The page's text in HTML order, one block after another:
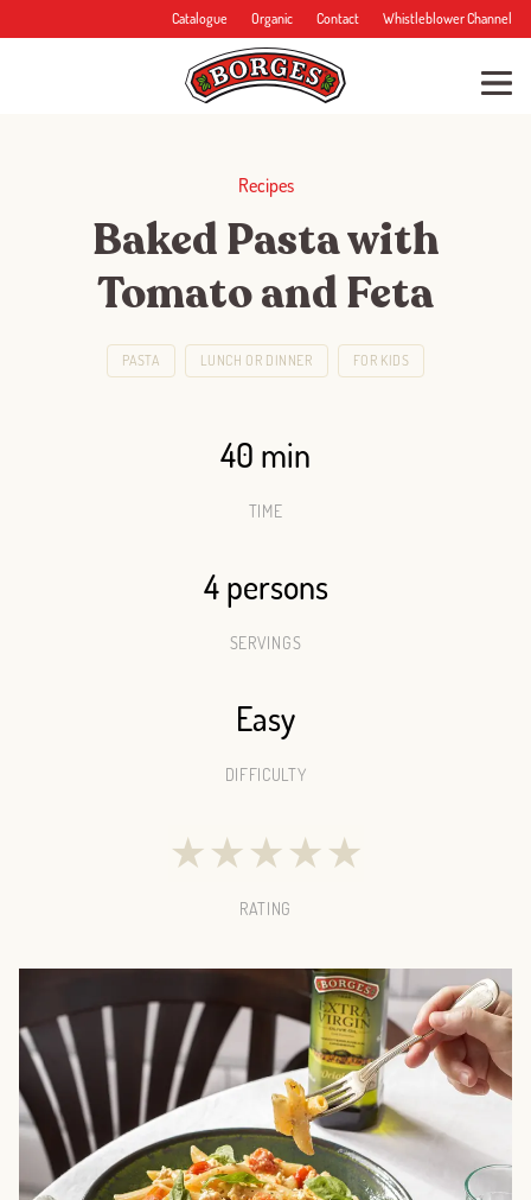
Catalogue Organic Contact Whistleblower Channel
Recipes
Baked Pasta with
Tomato and Feta
PASTA LUNCH OR DINNER FOR KIDS
40 min
TIME
4 persons
SERVINGS
Easy
DIFFICULTY
★★★★★
RATING